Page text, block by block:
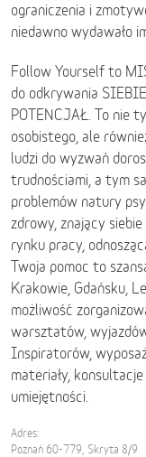
ograniczenia i
niedawno wydawało
Follow Yourself to
do odkrywania
POTENCJAŁ. To nie
osobistego, ale
ludzi do wyzwań
trudnościami, a tym
problemów natury
zdrowy, znający
rynku pracy,
Twoja pomoc to
Krakowie, Gdańsku,
możliwość
warsztatów,
Inspiratorów,
materiały,
umiejętności.
Adres:
Poznań 60-779, Skryta 8/9